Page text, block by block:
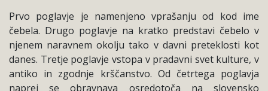
Prvo poglavje je namenjeno vprašanju od kod ime
čebela. Drugo poglavje na kratko predstavi čebelo v
njenem naravnem okolju tako v davni preteklosti kot
danes. Tretje poglavje vstopa v pradavni svet kulture, v
antiko in zgodnje krščanstvo. Od četrtega poglavja
naprej se obravnava osredotoča na slovensko